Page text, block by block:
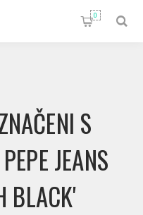
0
S
JEANS
BLACK'